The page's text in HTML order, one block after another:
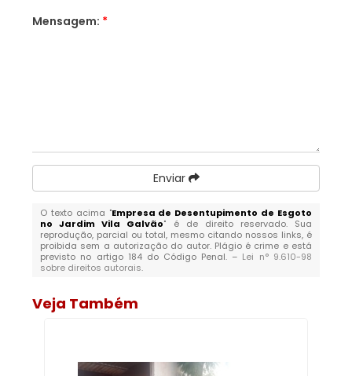
Mensagem: *
Enviar
O texto acima "Empresa de Desentupimento de Esgoto
no Jardim Vila Galvão" é de direito reservado. Sua
reprodução, parcial ou total, mesmo citando nossos links, é
proibida sem a autorização do autor. Plágio é crime e está
previsto no artigo 184 do Código Penal. – Lei n° 9.610-98
sobre direitos autorais.
Veja Também